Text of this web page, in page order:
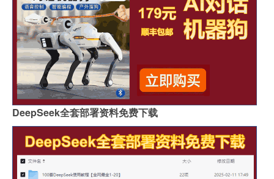
DeepSeek全套部署资料免费下载